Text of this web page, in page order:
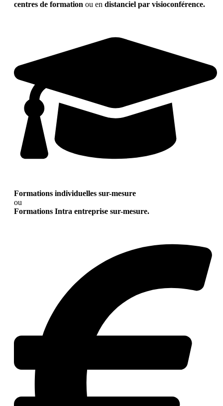
centres de formation ou en distanciel par visioconférence.
Formations individuelles sur-mesure
ou
Formations Intra entreprise sur-mesure.